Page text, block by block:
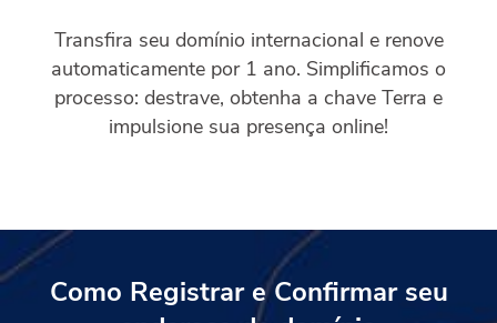
Transfira seu domínio internacional e renove
automaticamente por 1 ano. Simplificamos o
processo: destrave, obtenha a chave Terra e
impulsione sua presença online!
Como Registrar e Confirmar seu